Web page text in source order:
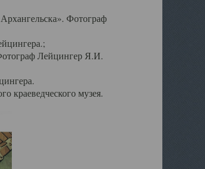
Фотограф
Лейцингер Я.И.
краеведческого музея.